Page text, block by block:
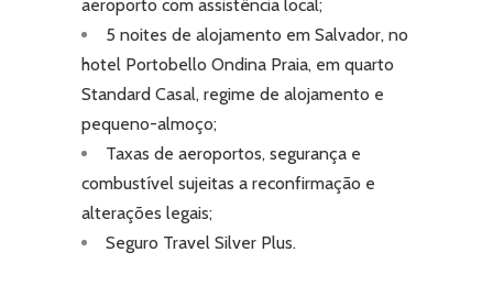
aeroporto com assistência local;
5 noites de alojamento em Salvador, no
hotel Portobello Ondina Praia, em quarto
Standard Casal, regime de alojamento e
pequeno-almoço;
Taxas de aeroportos, segurança e
combustível sujeitas a reconfirmação e
alterações legais;
Seguro Travel Silver Plus.